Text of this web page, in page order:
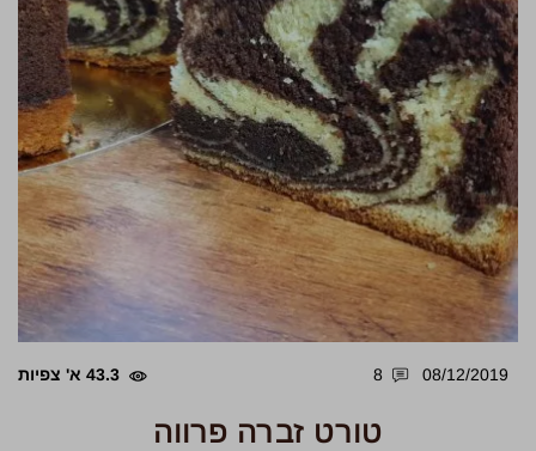
08/12/2019
8 43.3 א' צפיות
טורט זברה פרווה